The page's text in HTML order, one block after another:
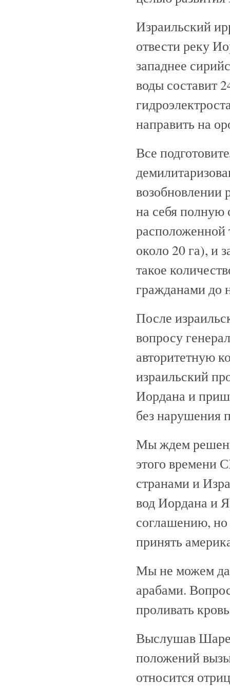
Израильский
отвести реку
западнее
воды составит
направить на
Все
возобновлении
на себя полную
расположенной
около 20 га), и
такое
гражданами до
После
вопросу
авторитетную
израильский
Иордана и
без нарушения
Мы ждем
этого времени
странами и
вод Иордана и
соглашению, но
принять
Мы не можем
арабами.
проливать
Выслушав
положений
относится